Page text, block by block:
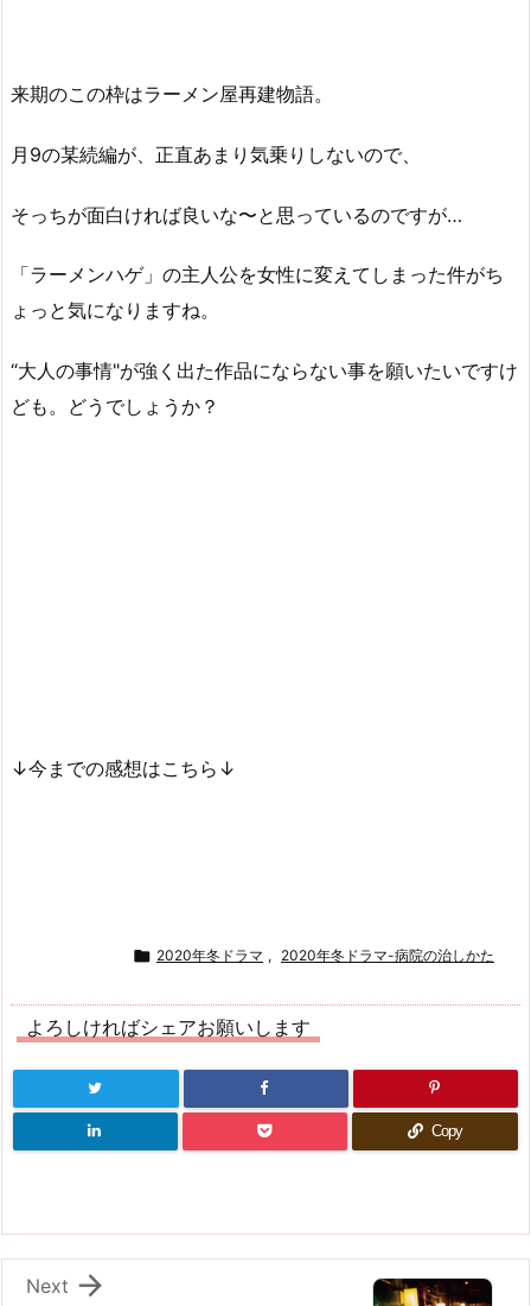
来期のこの枠はラーメン屋再建物語。
月9の某続編が、正直あまり気乗りしないので、
そっちが面白ければ良いな〜と思っているのですが…
「ラーメンハゲ」の主人公を女性に変えてしまった件がち
ょっと気になりますね。
“大人の事情"が強く出た作品にならない事を願いたいですけ
ども。どうでしょうか？
↓今までの感想はこちら↓
 2020年冬ドラマ , 2020年冬ドラマ-病院の治しかた
よろしければシェアお願いします
Copy

Next